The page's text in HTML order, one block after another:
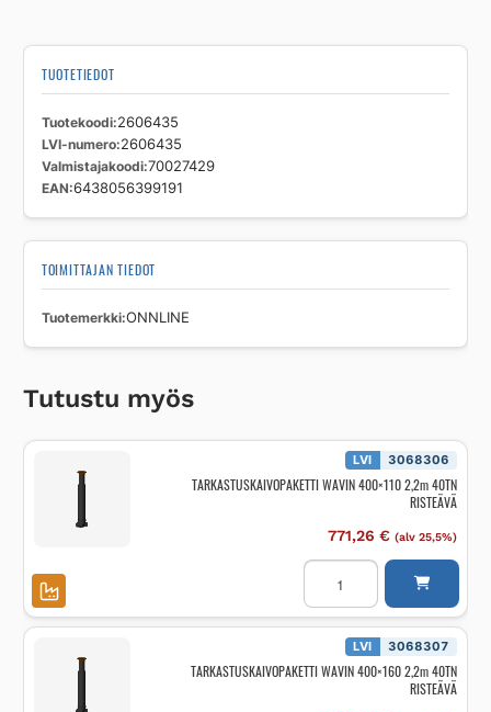
TUOTETIEDOT
Tuotekoodi 2606435
LVI-numero 2606435
Valmistajakoodi 70027429
EAN 6438056399191
TOIMITTAJAN TIEDOT
Tuotemerkki ONNLINE
Tutustu myös
LVI 3068306
TARKASTUSKAIVOPAKETTI WAVIN 400×110 2,2m 40TN
RISTEÄVÄ
771,26 € (alv 25,5%)
WAVIN
400x110
2,2m
40TN
RISTEÄVÄ
määrä
LVI 3068307
TARKASTUSKAIVOPAKETTI WAVIN 400×160 2,2m 40TN
RISTEÄVÄ